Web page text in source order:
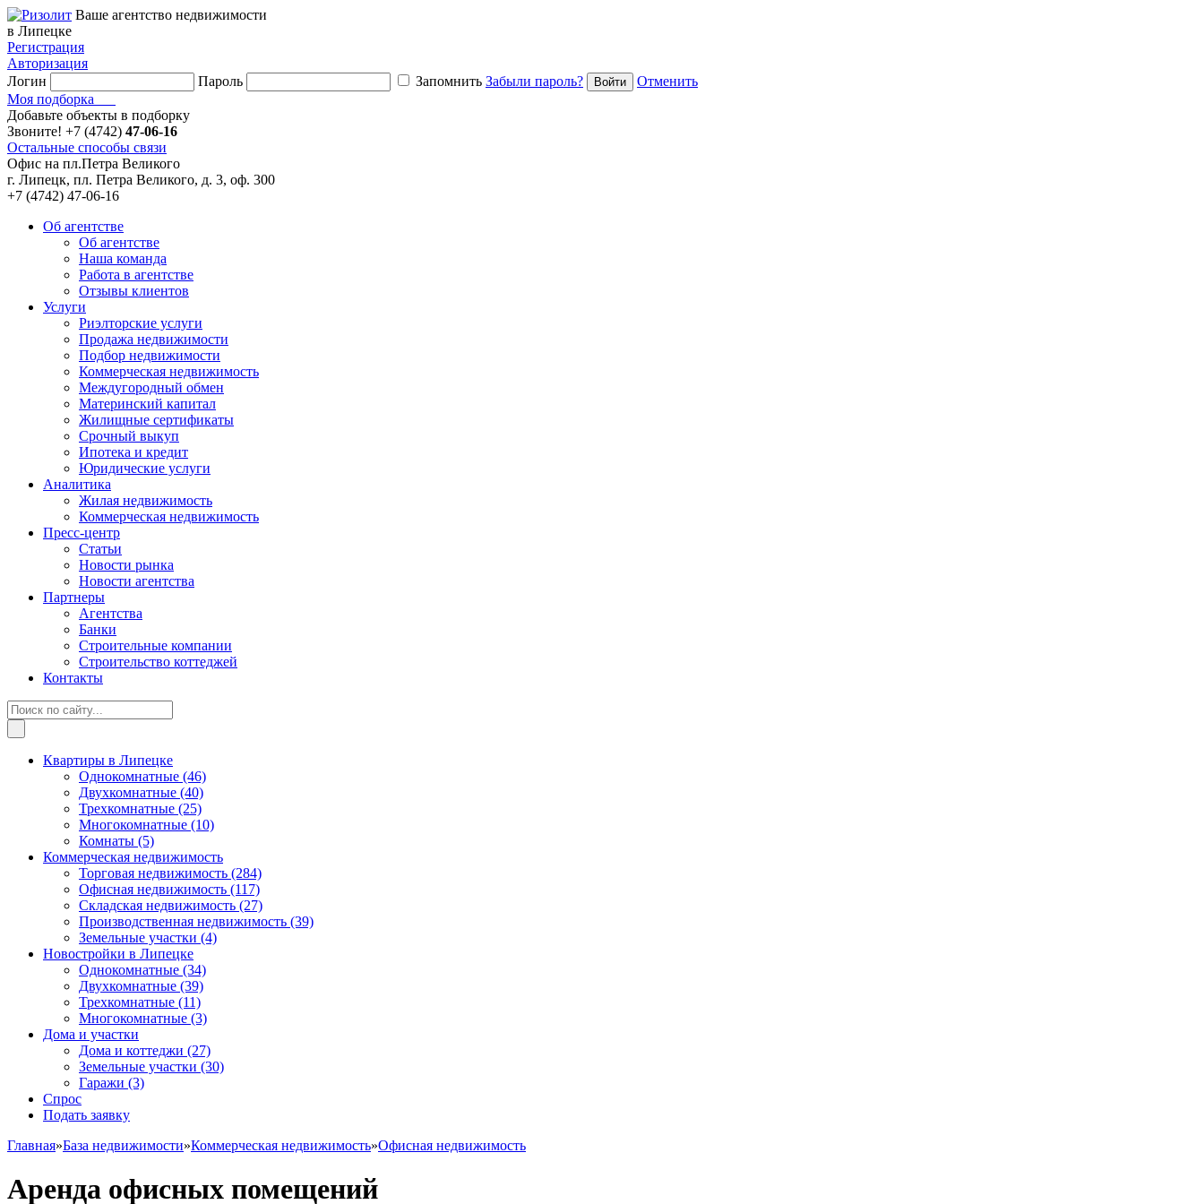
Ваше агентство недвижимости
в Липецке
Регистрация
Авторизация
Логин
Пароль Запомнить Забыли пароль?
Отменить
Моя подборка
Добавьте объекты в подборку
Звоните! +7 (4742) 47-06-16
Остальные способы связи
Офис на пл.Петра Великого
г. Липецк, пл. Петра Великого, д. 3, оф. 300
+7 (4742) 47-06-16
Об агентстве
Об агентстве
Наша команда
Работа в агентстве
Отзывы клиентов
Услуги
Риэлторские услуги
Продажа недвижимости
Подбор недвижимости
Коммерческая недвижимость
Междугородный обмен
Материнский капитал
Жилищные сертификаты
Срочный выкуп
Ипотека и кредит
Юридические услуги
Аналитика
Жилая недвижимость
Коммерческая недвижимость
Пресс-центр
Статьи
Новости рынка
Новости агентства
Партнеры
Агентства
Банки
Строительные компании
Строительство коттеджей
Контакты
Квартиры в Липецке
Однокомнатные (46)
Двухкомнатные (40)
Трехкомнатные (25)
Многокомнатные (10)
Комнаты (5)
Коммерческая недвижимость
Торговая недвижимость (284)
Офисная недвижимость (117)
Складская недвижимость (27)
Производственная недвижимость (39)
Земельные участки (4)
Новостройки в Липецке
Однокомнатные (34)
Двухкомнатные (39)
Трехкомнатные (11)
Многокомнатные (3)
Дома и участки
Дома и коттеджи (27)
Земельные участки (30)
Гаражи (3)
Спрос
Подать заявку
Главная»База недвижимости»Коммерческая недвижимость»Офисная недвижимость
Аренда офисных помещений